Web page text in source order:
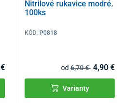
Nitrilové rukavice modré,
100ks
KÓD: P0818
od 6,70 € 4,90 €
Varianty